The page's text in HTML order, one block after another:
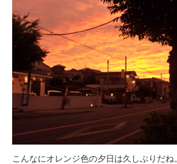
こんなにオレンジ色の夕日は久しぶりだね。